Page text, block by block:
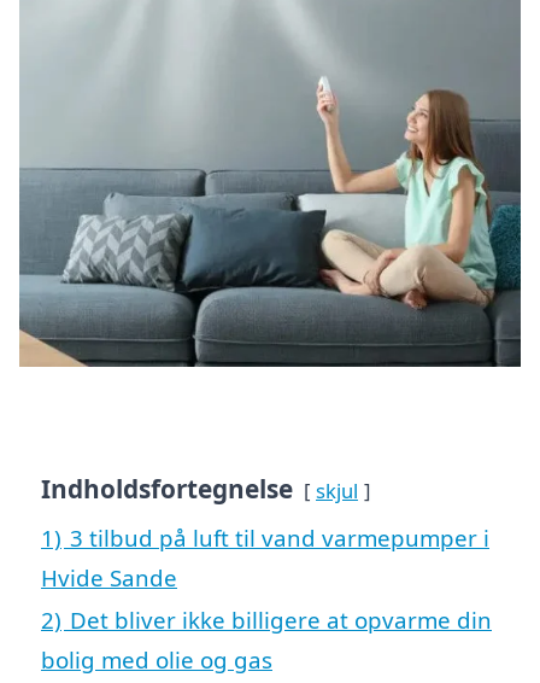
Indholdsfortegnelse skjul
1) 3 tilbud på luft til vand varmepumper i
Hvide Sande
2) Det bliver ikke billigere at opvarme din
bolig med olie og gas